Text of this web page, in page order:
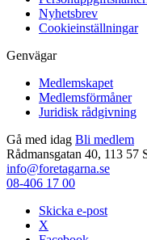
Nyhetsbrev
Cookieinställningar
Genvägar
Medlemskapet
Medlemsförmåner
Juridisk rådgivning
Gå med idag Bli medlem
Rådmansgatan 40, 113 57
info@foretagarna.se
08-406 17 00
Skicka e-post
X